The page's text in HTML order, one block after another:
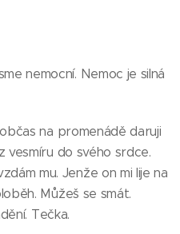
nemocní. Nemoc je silná
na promenádě daruji
vesmíru do svého srdce.
mu. Jenže on mi lije na
Můžeš se smát.
Tečka.